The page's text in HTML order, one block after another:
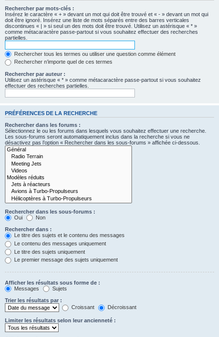
Rechercher par mots-clés :
Insérez le caractère « + » devant un mot qui doit être trouvé et « - » devant un mot qui
doit être ignoré. Insérez une liste de mots séparés entre des barres verticales
discontinues « | » si seul un des mots doit être trouvé. Utilisez un astérisque « * »
comme métacaractère passe-partout si vous souhaitez effectuer des recherches
partielles.
Rechercher tous les termes ou utiliser une question comme élément
Rechercher n’importe quel de ces termes
Rechercher par auteur :
Utilisez un astérisque « * » comme métacaractère passe-partout si vous souhaitez
effectuer des recherches partielles.
PRÉFÉRENCES DE LA RECHERCHE
Rechercher dans les forums :
Sélectionnez le ou les forums dans lesquels vous souhaitez effectuer une recherche.
Les sous-forums seront automatiquement inclus dans la recherche si vous ne
désactivez pas l’option « Rechercher dans les sous-forums » affichée ci-dessous.
Rechercher dans les sous-forums :
Oui
Non
Rechercher dans :
Le titre des sujets et le contenu des messages
Le contenu des messages uniquement
Le titre des sujets uniquement
Le premier message des sujets uniquement
Afficher les résultats sous forme de :
Messages
Sujets
Trier les résultats par :
Croissant
Décroissant
Limiter les résultats selon leur ancienneté :